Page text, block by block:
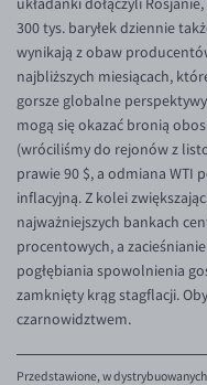
układanki dołączyli
300 tys. baryłek dziennie
wynikają z obaw
najbliższych miesiącach,
gorsze globalne
mogą się okazać bronią
(wróciliśmy do rejonów z
prawie 90 $, a odmiana WTI
inflacyjną. Z kolei
najważniejszych bankach
procentowych, a
pogłębiania spowolnienia
zamknięty krąg stagflacji.
czarnowidztwem.
Przedstawione, w